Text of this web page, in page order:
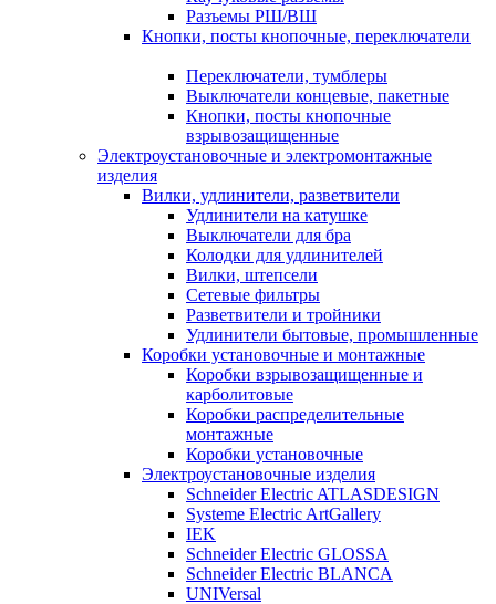
Разъемы РШ/ВШ
Кнопки, посты кнопочные, переключатели
Переключатели, тумблеры
Выключатели концевые, пакетные
Кнопки, посты кнопочные
взрывозащищенные
Электроустановочные и электромонтажные
изделия
Вилки, удлинители, разветвители
Удлинители на катушке
Выключатели для бра
Колодки для удлинителей
Вилки, штепсели
Сетевые фильтры
Разветвители и тройники
Удлинители бытовые, промышленные
Коробки установочные и монтажные
Коробки взрывозащищенные и
карболитовые
Коробки распределительные
монтажные
Коробки установочные
Электроустановочные изделия
Schneider Electric ATLASDESIGN
Systeme Electric ArtGallery
IEK
Schneider Electric GLOSSA
Schneider Electric BLANCA
UNIVersal